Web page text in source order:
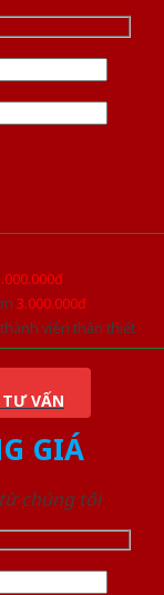
3.000.000đ
viên thân thiết
VẤN
GIÁ
chúng tôi